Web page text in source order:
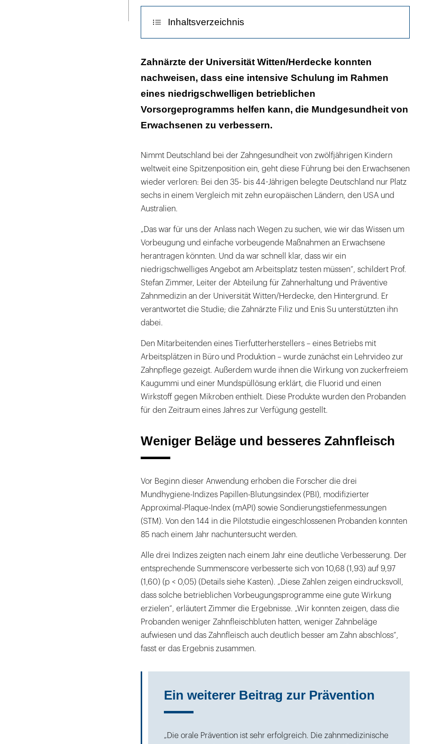
Inhaltsverzeichnis
Weniger Beläge und besseres Zahnfleisch
Fazit für die Praxis
Zahnärzte der Universität Witten/Herdecke konnten
nachweisen, dass eine intensive Schulung im Rahmen
eines niedrigschwelligen betrieblichen
Vorsorgeprogramms helfen kann, die Mundgesundheit von
Erwachsenen zu verbessern.
Nimmt Deutschland bei der Zahngesundheit von zwölfjährigen Kindern
weltweit eine Spitzenposition ein, geht diese Führung bei den Erwachsenen
wieder verloren: Bei den 35- bis 44-Jährigen belegte Deutschland nur Platz
sechs in einem Vergleich mit zehn europäischen Ländern, den USA und
Australien.
„Das war für uns der Anlass nach Wegen zu suchen, wie wir das Wissen um
Vorbeugung und einfache vorbeugende Maßnahmen an Erwachsene
herantragen könnten. Und da war schnell klar, dass wir ein
niedrigschwelliges Angebot am Arbeitsplatz testen müssen“, schildert Prof.
Stefan Zimmer, Leiter der Abteilung für Zahnerhaltung und Präventive
Zahnmedizin an der Universität Witten/Herdecke, den Hintergrund. Er
verantwortet die Studie; die Zahnärzte Filiz und Enis Su unterstützten ihn
dabei.
Den Mitarbeitenden eines Tierfutterherstellers – eines Betriebs mit
Arbeitsplätzen in Büro und Produktion – wurde zunächst ein Lehrvideo zur
Zahnpflege gezeigt. Außerdem wurde ihnen die Wirkung von zuckerfreiem
Kaugummi und einer Mundspüllösung erklärt, die Fluorid und einen
Wirkstoff gegen Mikroben enthielt. Diese Produkte wurden den Probanden
für den Zeitraum eines Jahres zur Verfügung gestellt.
Weniger Beläge und besseres Zahnfleisch
Vor Beginn dieser Anwendung erhoben die Forscher die drei
Mundhygiene-Indizes Papillen-Blutungsindex (PBI), modifizierter
Approximal-Plaque-Index (mAPI) sowie Sondierungstiefenmessungen
(STM). Von den 144 in die Pilotstudie eingeschlossenen Probanden konnten
85 nach einem Jahr nachuntersucht werden.
Alle drei Indizes zeigten nach einem Jahr eine deutliche Verbesserung. Der
entsprechende Summenscore verbesserte sich von 10,68 (1,93) auf 9,97
(1,60) (p < 0,05) (Details siehe Kasten). „Diese Zahlen zeigen eindrucksvoll,
dass solche betrieblichen Vorbeugungsprogramme eine gute Wirkung
erzielen“, erläutert Zimmer die Ergebnisse. „Wir konnten zeigen, dass die
Probanden weniger Zahnfleischbluten hatten, weniger Zahnbeläge
aufwiesen und das Zahnfleisch auch deutlich besser am Zahn abschloss“,
fasst er das Ergebnis zusammen.
Ein weiterer Beitrag zur Prävention
„Die orale Prävention ist sehr erfolgreich. Die zahnmedizinische